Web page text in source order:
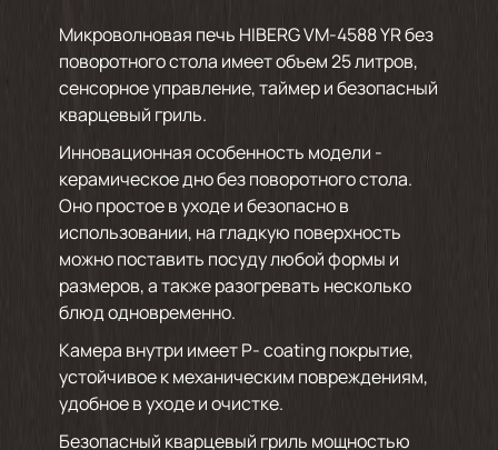
Микроволновая печь HIBERG VM-4588 YR без
поворотного стола имеет объем 25 литров,
сенсорное управление, таймер и безопасный
кварцевый гриль.
Инновационная особенность модели -
керамическое дно без поворотного стола.
Оно простое в уходе и безопасно в
использовании, на гладкую поверхность
можно поставить посуду любой формы и
размеров, а также разогревать несколько
блюд одновременно.
Камера внутри имеет P- coating покрытие,
устойчивое к механическим повреждениям,
удобное в уходе и очистке.
Безопасный кварцевый гриль мощностью